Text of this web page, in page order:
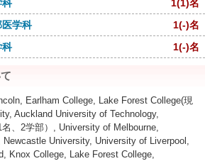
科 1(1)名
医学科
1(-)名
科
1(-)名
Earlham College, Lake Forest College(現
Auckland University of Technology,
、2学部）, University of Melbourne,
University, University of Liverpool,
Knox College, Lake Forest College,